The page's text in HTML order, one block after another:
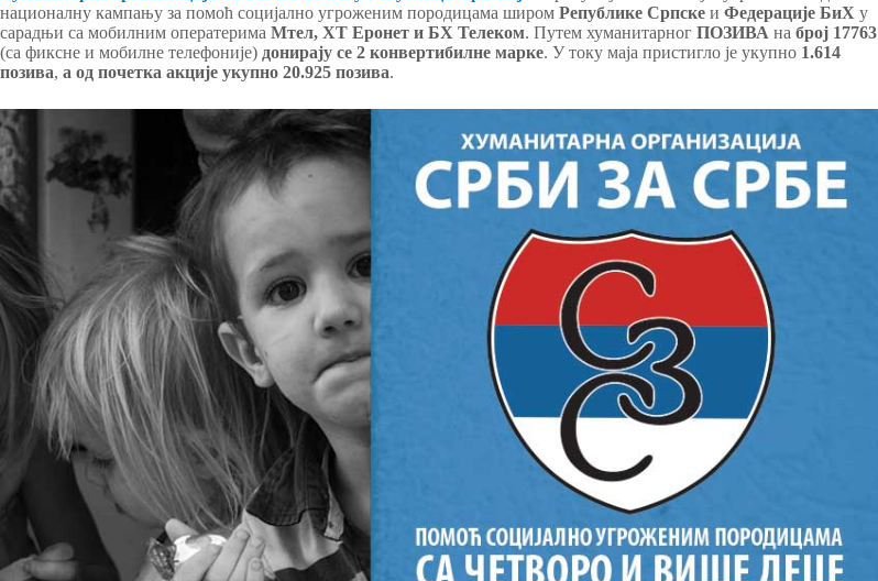
националну кампању за помоћ социјално угроженим породицама широм Републике Српске и Федерације БиХ у
сарадњи са мобилним оператерима Мтел, ХТ Еронет и БХ Телеком. Путем хуманитарног ПОЗИВА на број 17763
(са фиксне и мобилне телефоније) донирају се 2 конвертибилне марке. У току маја пристигло је укупно 1.614
позива, а од почетка акције укупно 20.925 позива.